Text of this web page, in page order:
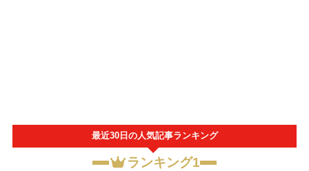
最近30日の人気記事ランキング
ランキング1